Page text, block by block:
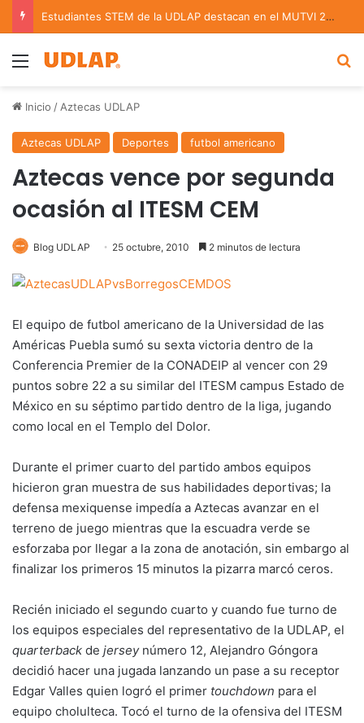
Estudiantes STEM de la UDLAP destacan en el MUTVI 2026
Menu
Inicio / Aztecas UDLAP
Aztecas UDLAP Deportes futbol americano
Aztecas vence por segunda
ocasión al ITESM CEM
Blog UDLAP 25 octubre, 2010 2 minutos de lectura
El equipo de futbol americano de la Universidad de las
Américas Puebla sumó su sexta victoria dentro de la
Conferencia Premier de la CONADEIP al vencer con 29
puntos sobre 22 a su similar del ITESM campus Estado de
México en su séptimo partido dentro de la liga, jugando
como local en el Templo del Dolor.
Durante el primer cuarto del partido ambos equipos
hicieron gran muestra de sus habilidades deportivas; la
defensa mexiquense impedía a Aztecas avanzar en el
terreno de juego mientras que la escuadra verde se
esforzaba por llegar a la zona de anotación, sin embargo al
finalizar los primeros 15 minutos la pizarra marcó ceros.
Recién iniciado el segundo cuarto y cuando fue turno de
los equipos especiales del representativo de la UDLAP, el
quarterback de jerseynúmero 12, Alejandro Góngora
decidió hacer una jugada lanzando un pase a su receptor
Edgar Valles quien logró el primer touchdown para el
equipo cholulteca. Tocó el turno de la ofensiva del ITESM